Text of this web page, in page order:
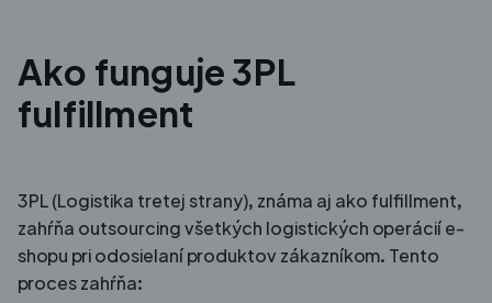
Ako funguje 3PL
fulfillment
3PL (Logistika tretej strany), známa aj ako fulfillment,
zahŕňa outsourcing všetkých logistických operácií e-
shopu pri odosielaní produktov zákazníkom. Tento
proces zahŕňa: